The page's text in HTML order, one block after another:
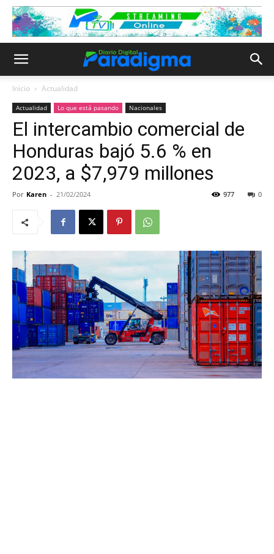
Inicio Actualidad
Actualidad Lo que está pasando Nacionales
El intercambio comercial de
Honduras bajó 5.6 % en
2023, a $7,979 millones
Por Karen - 21/02/2024 0
977